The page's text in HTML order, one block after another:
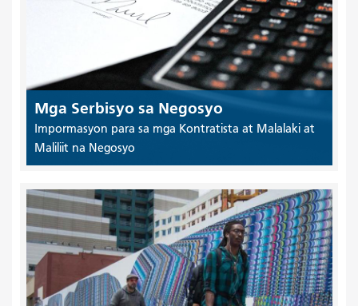
Mga Serbisyo sa Negosyo
Impormasyon para sa mga Kontratista at Malalaki at
Maliliit na Negosyo